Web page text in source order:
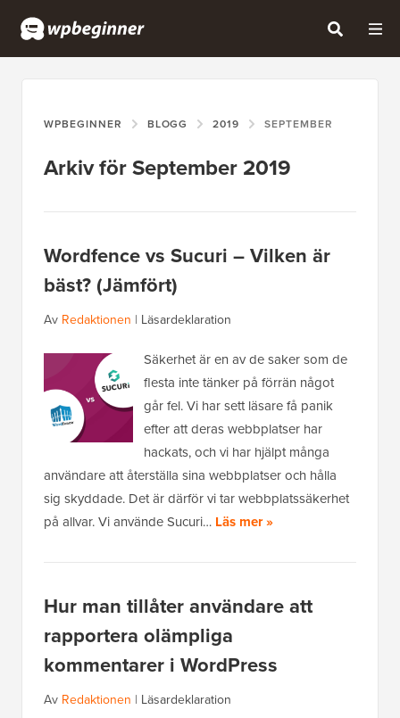
WPBEGINNER BLOGG 2019 SEPTEMBER
Arkiv för September 2019
Wordfence vs Sucuri – Vilken är
bäst? (Jämfört)
Av Redaktionen | Läsardeklaration
Säkerhet är en av de saker som de
flesta inte tänker på förrän något
går fel. Vi har sett läsare få panik
efter att deras webbplatser har
hackats, och vi har hjälpt många
användare att återställa sina webbplatser och hålla
sig skyddade. Det är därför vi tar webbplatssäkerhet
på allvar. Vi använde Sucuri… Läs mer »
Hur man tillåter användare att
rapportera olämpliga
kommentarer i WordPress
Av Redaktionen | Läsardeklaration